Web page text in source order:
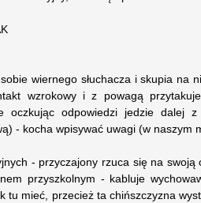
wiernego słuchacza i skupia na
wzrokowy i z powagą
oczkując odpowiedzi jedzie dalej
- kocha wpisywać uwagi (w naszym
- przyczajony rzuca się na
przyszkolnym - kabluje
tu mieć, przecież ta chińszczyzna